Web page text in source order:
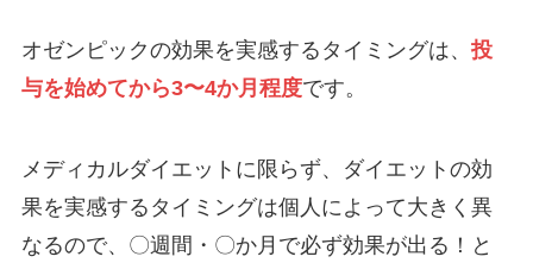
オゼンピックの効果を実感するタイミングは、 投
与を始めてから3〜4か月程度です。
メディカルダイエットに限らず、ダイエットの効
果を実感するタイミングは個人によって大きく異
なるので、〇週間・〇か月で必ず効果が出る！と